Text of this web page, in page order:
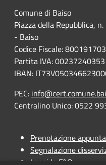
Comune di Baiso
Piazza della Repubblica,
- Baiso
Codice Fiscale:
Partita IVA: 00237240353
IBAN:
PEC:
Centralino Unico: 0522
Prenotazione
Segnalazione
Leggi le FAQ